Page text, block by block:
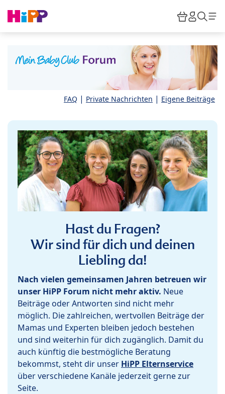
HiPP
FAQ | Private Nachrichten | Eigene Beiträge
Hast du Fragen?
Wir sind für dich und deinen
Liebling da!
Nach vielen gemeinsamen Jahren betreuen wir
unser HiPP Forum nicht mehr aktiv. Neue
Beiträge oder Antworten sind nicht mehr
möglich. Die zahlreichen, wertvollen Beiträge der
Mamas und Experten bleiben jedoch bestehen
und sind weiterhin für dich zugänglich. Damit du
auch künftig die bestmögliche Beratung
bekommst, steht dir unser HiPP Elternservice
über verschiedene Kanäle jederzeit gerne zur
Seite.